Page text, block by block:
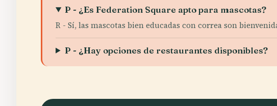
P - ¿Es Federation Square apto para mascotas?
R - Sí, las mascotas bien educadas con correa son
P - ¿Hay opciones de restaurantes disponibles?